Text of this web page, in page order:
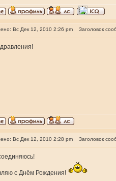
Вс Дек 12, 2010 2:26 pm Заголовок
Вс Дек 12, 2010 2:28 pm Заголовок
с Днём Рождения!